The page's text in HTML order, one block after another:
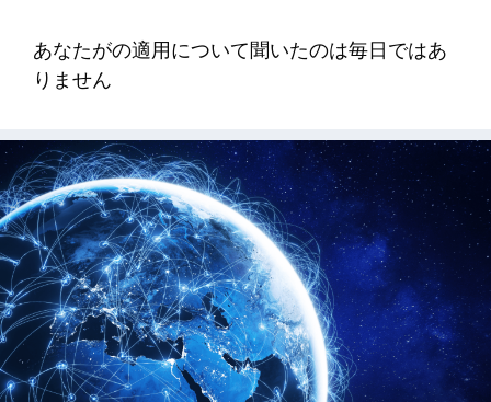
あなたがの適用について聞いたのは毎日ではあ
りません